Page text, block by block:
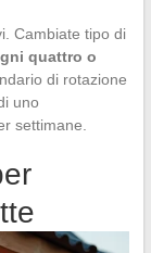
Cambiate tipo di
quattro o
di rotazione
uno
settimane.